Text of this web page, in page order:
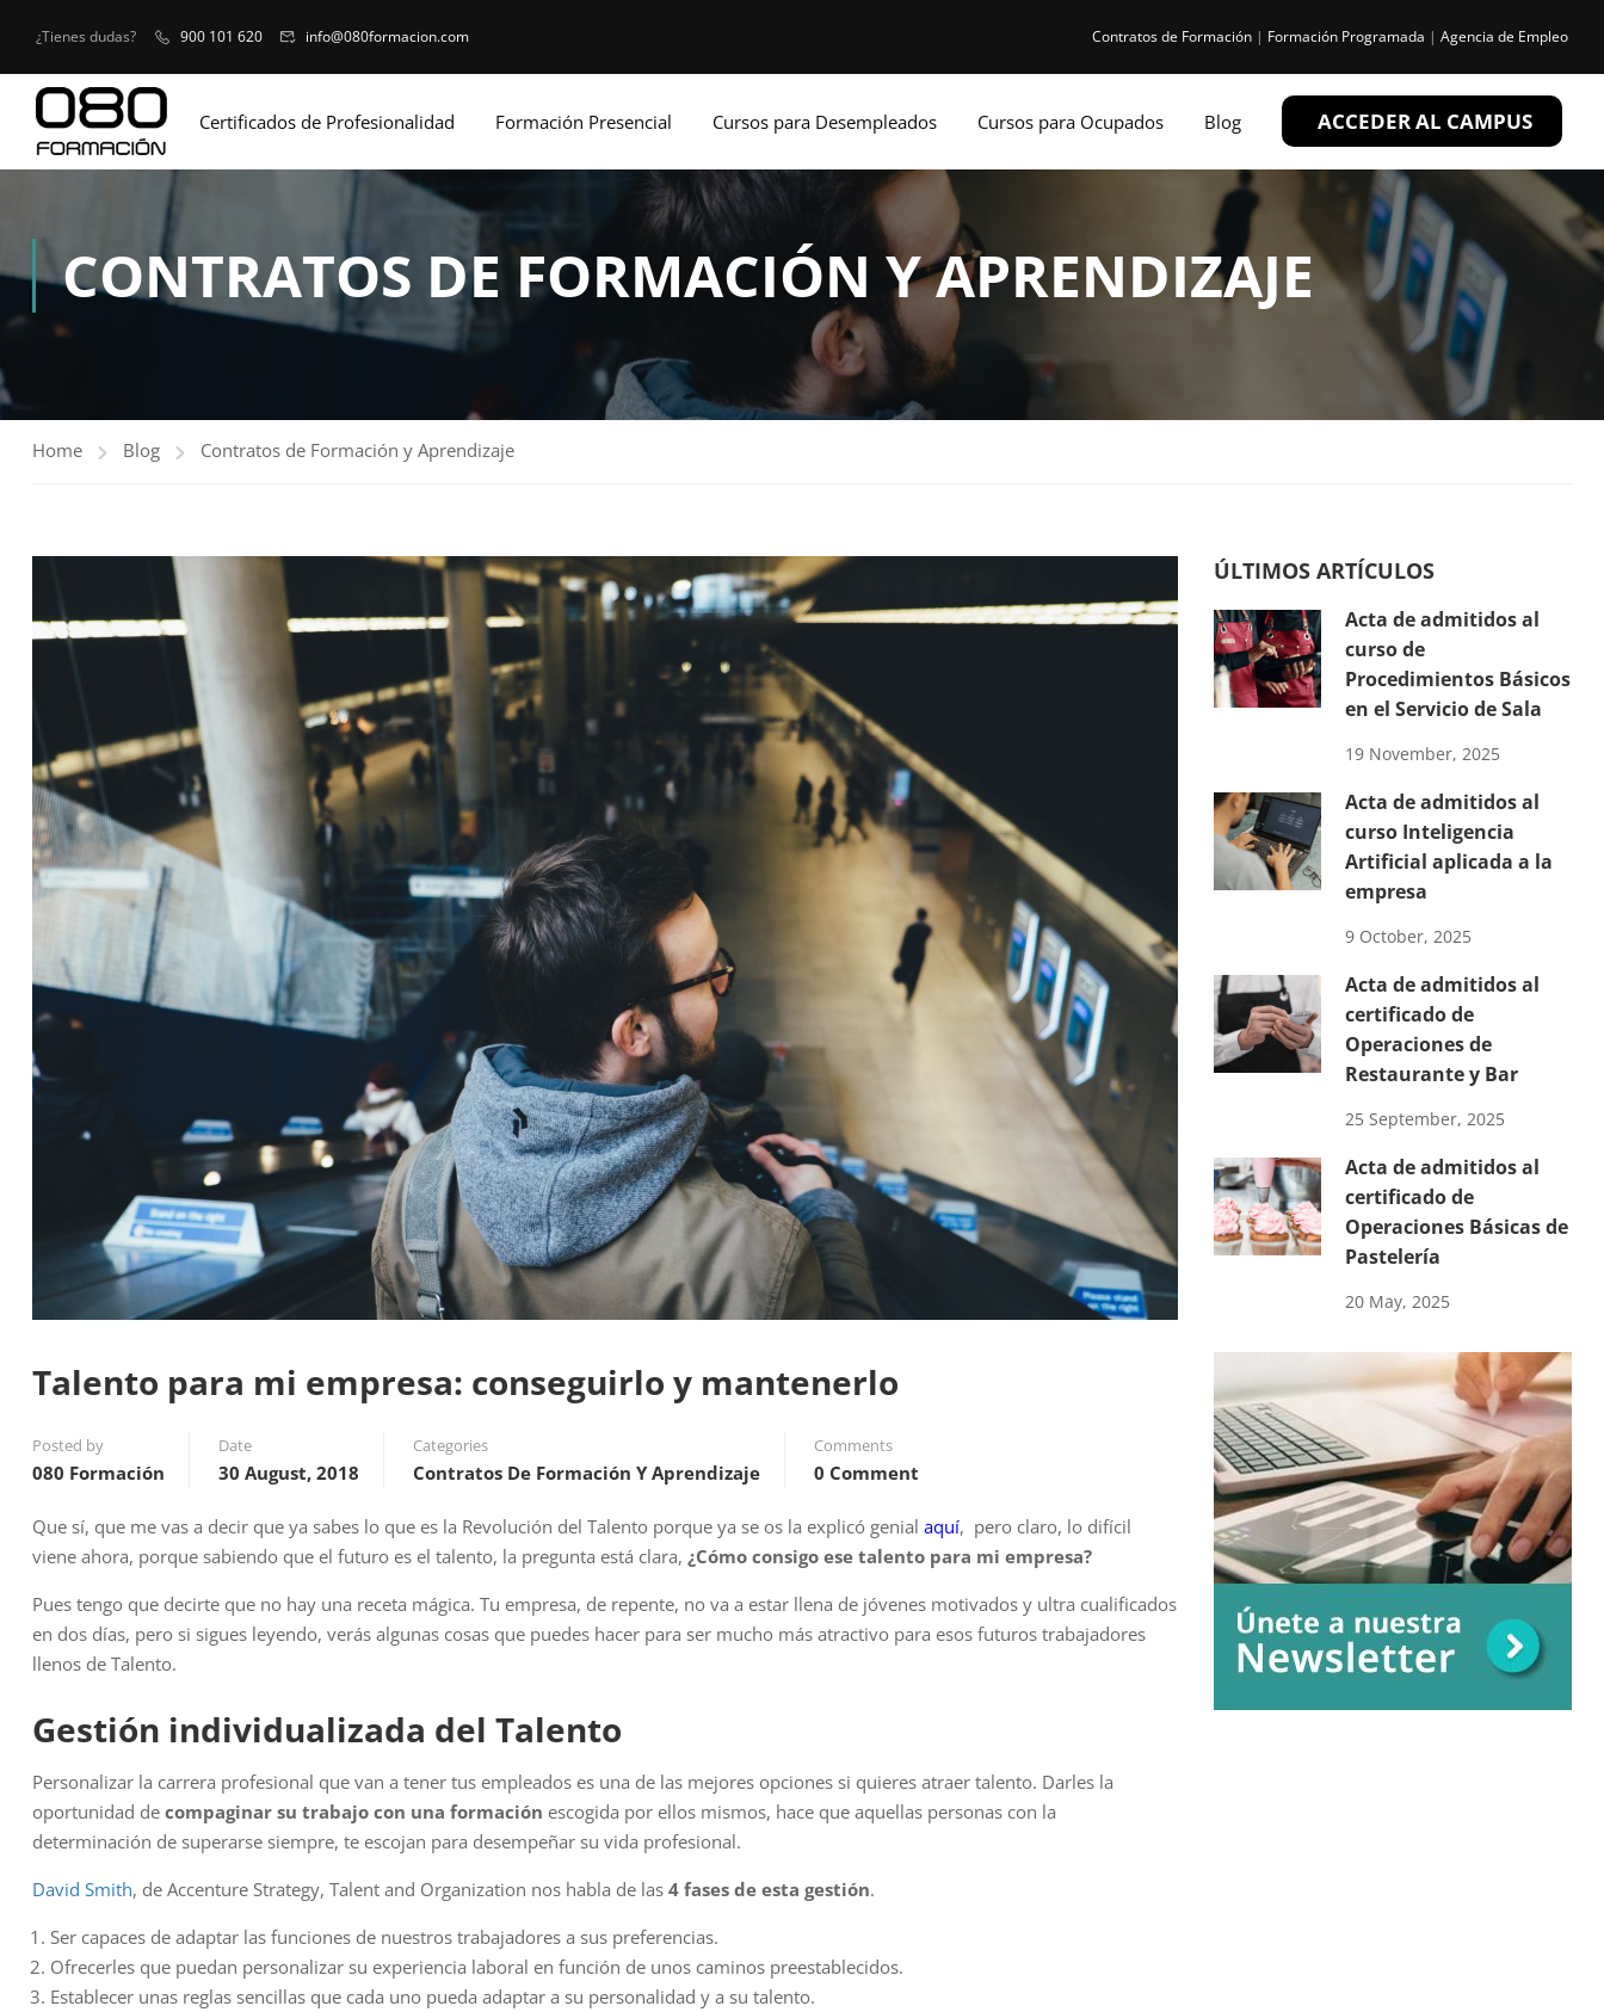
¿Tienes dudas? 900 101 620 info@080formacion.com Contratos de Formación | Formación Programada | Agencia de Empleo
Certificados de Profesionalidad Formación Presencial Cursos para Desempleados Cursos para Ocupados Blog ACCEDER AL CAMPUS
CONTRATOS DE FORMACIÓN Y APRENDIZAJE
Home Blog Contratos de Formación y Aprendizaje
Talento para mi empresa: conseguirlo y mantenerlo
Posted by
080 Formación
Date
30 August, 2018
Categories
Contratos De Formación Y Aprendizaje
Comments
0 Comment
Que sí, que me vas a decir que ya sabes lo que es la Revolución del Talento porque ya se os la explicó genial aquí, pero claro, lo difícil
viene ahora, porque sabiendo que el futuro es el talento, la pregunta está clara, ¿Cómo consigo ese talento para mi empresa?
Pues tengo que decirte que no hay una receta mágica. Tu empresa, de repente, no va a estar llena de jóvenes motivados y ultra cualificados
en dos días, pero si sigues leyendo, verás algunas cosas que puedes hacer para ser mucho más atractivo para esos futuros trabajadores
llenos de Talento.
Gestión individualizada del Talento
Personalizar la carrera profesional que van a tener tus empleados es una de las mejores opciones si quieres atraer talento. Darles la
oportunidad de compaginar su trabajo con una formación escogida por ellos mismos, hace que aquellas personas con la
determinación de superarse siempre, te escojan para desempeñar su vida profesional.
David Smith, de Accenture Strategy, Talent and Organization nos habla de las 4 fases de esta gestión.
Ser capaces de adaptar las funciones de nuestros trabajadores a sus preferencias.
Ofrecerles que puedan personalizar su experiencia laboral en función de unos caminos preestablecidos.
Establecer unas reglas sencillas que cada uno pueda adaptar a su personalidad y a su talento.
ÚLTIMOS ARTÍCULOS
Acta de admitidos al
curso de
Procedimientos Básicos
en el Servicio de Sala
19 November, 2025
Acta de admitidos al
curso Inteligencia
Artificial aplicada a la
empresa
9 October, 2025
Acta de admitidos al
certificado de
Operaciones de
Restaurante y Bar
25 September, 2025
Acta de admitidos al
certificado de
Operaciones Básicas de
Pastelería
20 May, 2025